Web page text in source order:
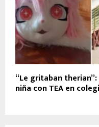
“Le gritaban
niña con TEA en